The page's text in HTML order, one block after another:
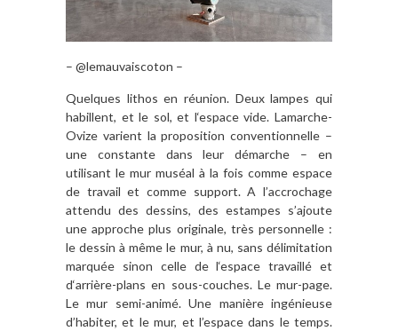
– @lemauvaiscoton –
Quelques lithos en réunion. Deux lampes qui
habillent, et le sol, et l‘espace vide. Lamarche-
Ovize varient la proposition conventionnelle –
une constante dans leur démarche – en
utilisant le mur muséal à la fois comme espace
de travail et comme support. A l’accrochage
attendu des dessins, des estampes s’ajoute
une approche plus originale, très personnelle :
le dessin à même le mur, à nu, sans délimitation
marquée sinon celle de l‘espace travaillé et
d‘arrière-plans en sous-couches. Le mur-page.
Le mur semi-animé. Une manière ingénieuse
d’habiter, et le mur, et l’espace dans le temps.